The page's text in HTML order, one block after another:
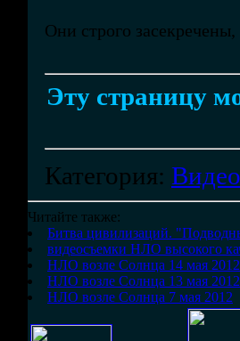
Они строго
Эту страницу
Категория: Видео
Читайте также:
Битва цивилизаций.
видеосъемки НЛО высокого
НЛО возле Солнца 14 мая 2012
НЛО возле Солнца 13 мая 2012
НЛО возле Солнца 7 мая 2012